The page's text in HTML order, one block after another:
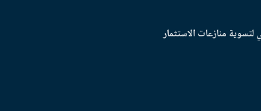
لتسوية منازعات الاستثمار